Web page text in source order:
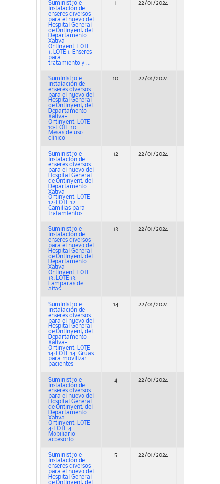
Suministro e
instalación de
enseres diversos
para el nuevo del
Hospital General
de Ontinyent, del
Departamento
Xàtiva-
Ontinyent. LOTE
1: LOTE 1. Enseres
para
tratamiento y ...
1 22/01/2024
Suministro e
instalación de
enseres diversos
para el nuevo del
Hospital General
de Ontinyent, del
Departamento
Xàtiva-
Ontinyent. LOTE
10: LOTE 10.
Mesas de uso
clínico
10 22/01/2024
Suministro e
instalación de
enseres diversos
para el nuevo del
Hospital General
de Ontinyent, del
Departamento
Xàtiva-
Ontinyent. LOTE
12: LOTE 12.
Camillas para
tratamientos
12 22/01/2024
Suministro e
instalación de
enseres diversos
para el nuevo del
Hospital General
de Ontinyent, del
Departamento
Xàtiva-
Ontinyent. LOTE
13: LOTE 13.
Lamparas de
altas ...
13 22/01/2024
Suministro e
instalación de
enseres diversos
para el nuevo del
Hospital General
de Ontinyent, del
Departamento
Xàtiva-
Ontinyent. LOTE
14: LOTE 14. Grúas
para movilizar
pacientes
14 22/01/2024
Suministro e
instalación de
enseres diversos
para el nuevo del
Hospital General
de Ontinyent, del
Departamento
Xàtiva-
Ontinyent. LOTE
4: LOTE 4.
Mobiliario
accesorio
4 22/01/2024
Suministro e
instalación de
enseres diversos
para el nuevo del
Hospital General
de Ontinyent, del
5 22/01/2024